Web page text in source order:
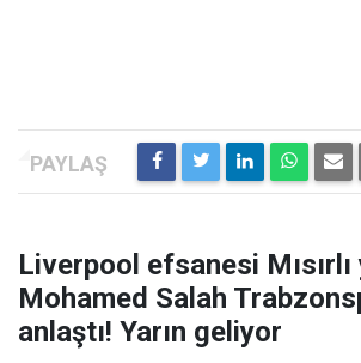
Liverpool efsanesi Mısırlı
Mohamed Salah
anlaştı! Yarın geliyor